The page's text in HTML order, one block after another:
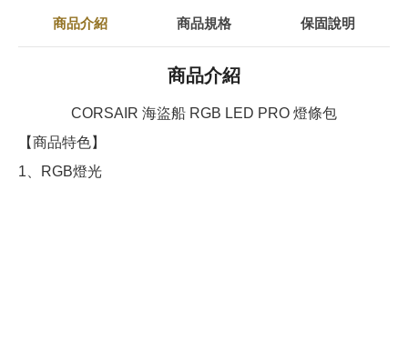
商品介紹 商品規格 保固說明
商品介紹
CORSAIR 海盜船 RGB LED PRO 燈條包
【商品特色】
1、RGB燈光